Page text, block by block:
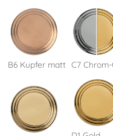
B6 Kupfer matt C7